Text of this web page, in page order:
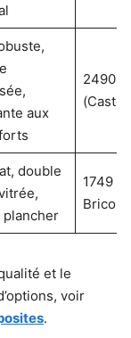
aux
2490 €
double
1749 €
et le
voir
.